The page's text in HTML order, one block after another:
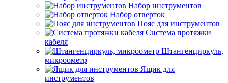
Набор инструментов
Набор отверток
Пояс для инструментов
Система протяжки
кабеля
Штангенциркуль,
микроометр
Ящик для
инструментов